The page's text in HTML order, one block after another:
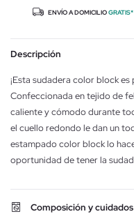
ENVÍO A DOMICILIOGRATIS*
Descripción
¡Esta sudadera color block
Confeccionada en tejido de
caliente y cómodo durante
el cuello redondo le dan un
estampado color block lo
oportunidad de tener la
Composición y cuidados